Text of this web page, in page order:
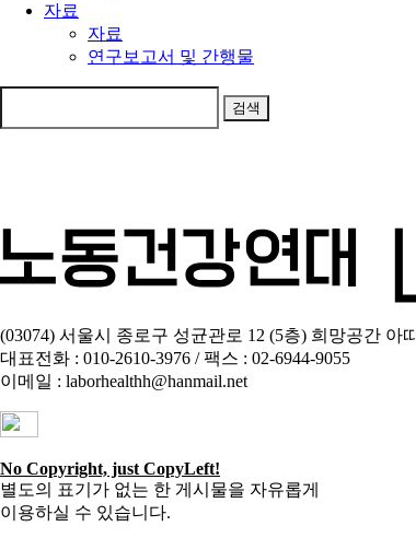
자료
자료
연구보고서 및 간행물
(03074) 서울시 종로구 성균관로 12 (5층) 희망공간 아띠
대표전화 : 010-2610-3976 / 팩스 : 02-6944-9055
이메일 : laborhealthh@hanmail.net
No Copyright, just CopyLeft!
별도의 표기가 없는 한 게시물을 자유롭게
이용하실 수 있습니다.